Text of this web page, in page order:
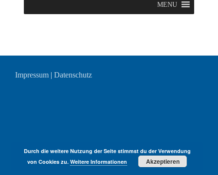
MENU
Impressum |Datenschutz
Durch die weitere Nutzung der Seite stimmst du der Verwendung
von Cookies zu.Weitere Informationen Akzeptieren